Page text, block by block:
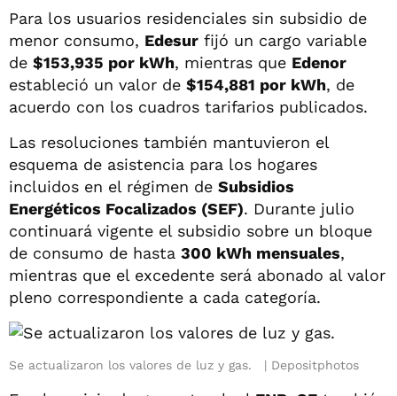
Para los usuarios residenciales sin subsidio de
menor consumo, Edesur fijó un cargo variable
de $153,935 por kWh, mientras que Edenor
estableció un valor de $154,881 por kWh, de
acuerdo con los cuadros tarifarios publicados.
Las resoluciones también mantuvieron el
esquema de asistencia para los hogares
incluidos en el régimen de Subsidios
Energéticos Focalizados (SEF). Durante julio
continuará vigente el subsidio sobre un bloque
de consumo de hasta 300 kWh mensuales,
mientras que el excedente será abonado al valor
pleno correspondiente a cada categoría.
Se actualizaron los valores de luz y gas. Depositphotos